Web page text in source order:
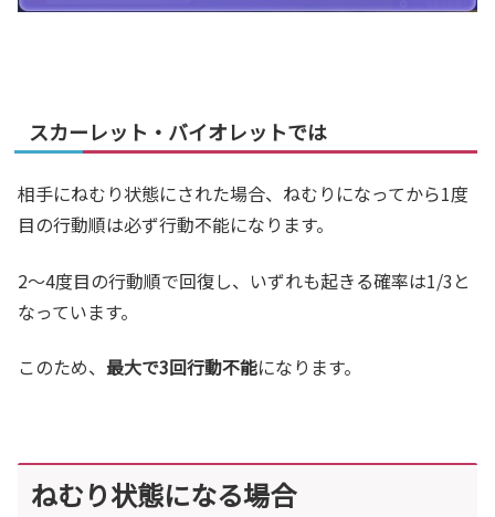
スカーレット・バイオレットでは
相手にねむり状態にされた場合、ねむりになってから1度
目の行動順は必ず行動不能になります。
2～4度目の行動順で回復し、いずれも起きる確率は1/3と
なっています。
このため、 最大で3回行動不能になります。
ねむり状態になる場合